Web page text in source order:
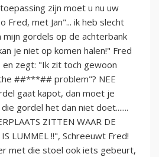
zijn moet u nu uw
Fred, met Jan"... ik heb slecht
mijn gordels op de achterbank
je niet op komen halen!" Fred
en zegt: "Ik zit toch gewoon
##***## problem"? NEE
gaat kapot, dan moet je
gordel het dan niet doet.......
ZITTEN WAAR DE
LUMMEL !!", Schreeuwt Fred!
met die stoel ook iets gebeurt,